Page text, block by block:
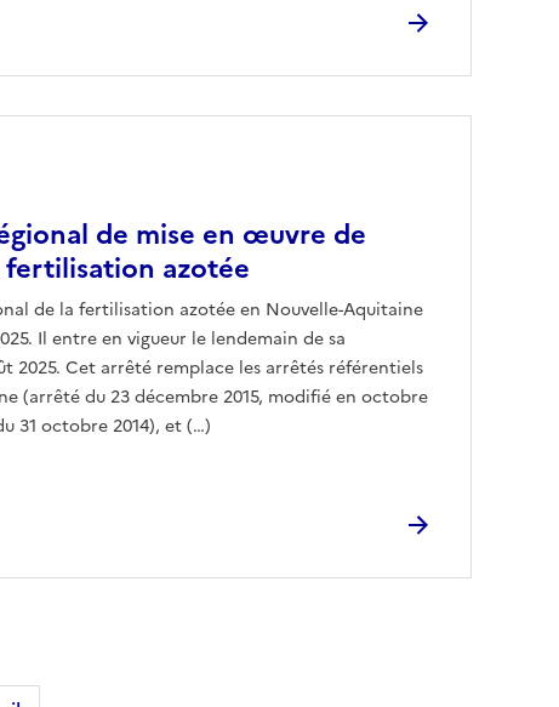
de mise en œuvre de
fertilisation azotée
de la fertilisation azotée en Nouvelle-Aquitaine
Il entre en vigueur le lendemain de sa
2025. Cet arrêté remplace les arrêtés référentiels
(arrêté du 23 décembre 2015, modifié en octobre
31 octobre 2014), et (…)